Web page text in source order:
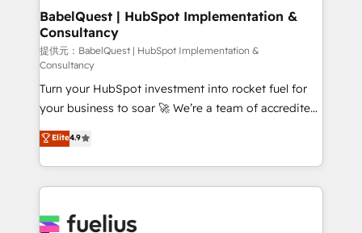
professionals.
operations A little about us: • Boutique 'Elite' team of
12 • 150+ clients across Sales Hub, Marketing Hub,
Service Hub, Data Hub and CMS • ISO/IEC
27001:2022, ISO 9001:2015, and ISO 42001:2023
certified - the AI management standard • GuardHub:
our AI governance framework, built on ISO 42001
Ready for the next step? Click the 👈 '𝗖𝗼𝗻𝘁𝗮𝗰𝘁
𝗯𝘂𝘀𝗶𝗻𝗲𝘀𝘀' button to get in touch (𝘸𝘦'𝘳𝘦 𝘴𝘶𝘱𝘦𝘳
𝘳𝘦𝘴𝘱𝘰𝘯𝘴𝘪𝘷𝘦)
BabelQuest | HubSpot Implementation &
Consultancy
提供元：BabelQuest | HubSpot Implementation &
Consultancy
Turn your HubSpot investment into rocket fuel for
your business to soar 🚀 We’re a team of accredited
HubSpot experts ready to help you. We can
implement the platform into complex business
environments, optimise what you've got and make
sure you can actually use it, build your website in
for you and execute it on HubSpot. We are on the
Elite4.9